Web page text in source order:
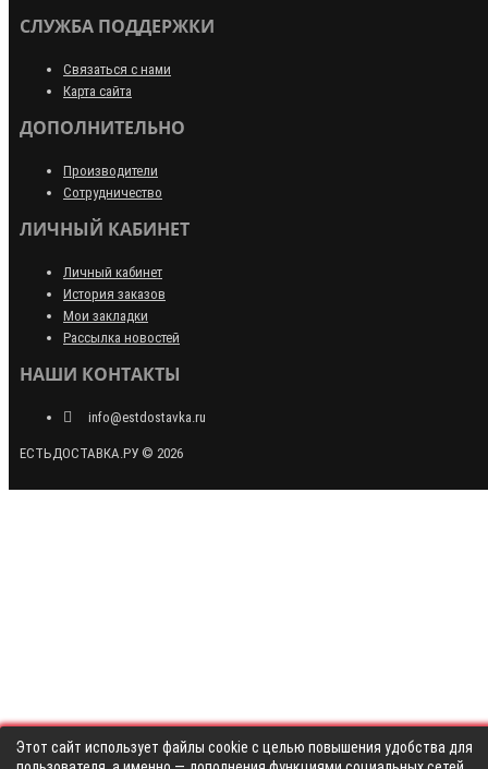
СЛУЖБА ПОДДЕРЖКИ
Связаться с нами
Карта сайта
ДОПОЛНИТЕЛЬНО
Производители
Сотрудничество
ЛИЧНЫЙ КАБИНЕТ
Личный кабинет
История заказов
Мои закладки
Рассылка новостей
НАШИ КОНТАКТЫ
info@estdostavka.ru
ЕСТЬДОСТАВКА.РУ © 2026
Этот сайт использует файлы cookie с целью повышения удобства для